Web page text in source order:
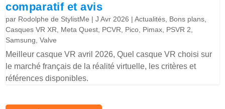
comparatif et avis
par Rodolphe de StylistMe |J Avr 2026 |Actualités, Bons plans,
Casques VR XR, Meta Quest, PCVR, Pico, Pimax, PSVR 2,
Samsung,Valve
Meilleur casque VR avril 2026, Quel casque VR choisi sur
le marché français de la réalité virtuelle, les critères et
références disponibles.